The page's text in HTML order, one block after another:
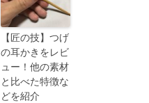
【匠の技】つげ
の耳かきをレビ
ュー！他の素材
と比べた特徴な
どを紹介